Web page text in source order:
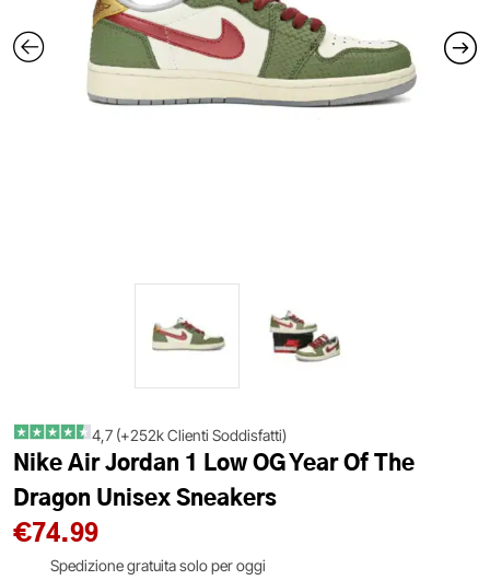
4,7 (+252k Clienti Soddisfatti)
Nike Air Jordan 1 Low OG Year Of The
Dragon Unisex Sneakers
€74.99
Spedizione gratuita solo per oggi